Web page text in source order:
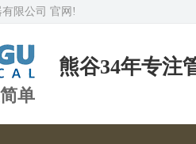
限公司 官网!
单
熊谷34年专注